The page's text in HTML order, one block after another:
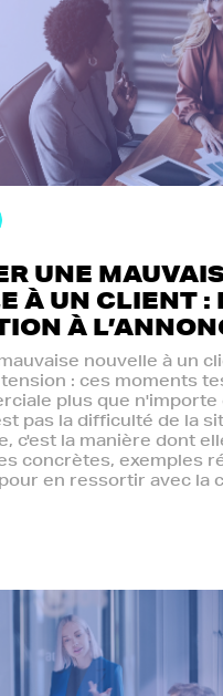
UNE
À UN CLIENT :
À
nouvelle à un
: ces moments
plus que n'importe
pas la difficulté de la
c'est la manière dont
concrètes, exemples
en ressortir avec la